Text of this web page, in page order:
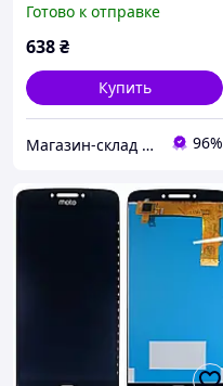
Распродажа (черный с
рамкой)
Готово к отправке
638₴
Купить
Магазин-склад "Mobile 112" - запчасти для телефонов и планшетов. Доставка по Украине 96%